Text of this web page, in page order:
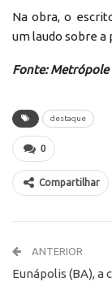
Na obra, o
um laudo sobre a
Fonte: Metrópole
destaque
0
Compartilhar
ANTERIOR
Eunápolis (BA), a